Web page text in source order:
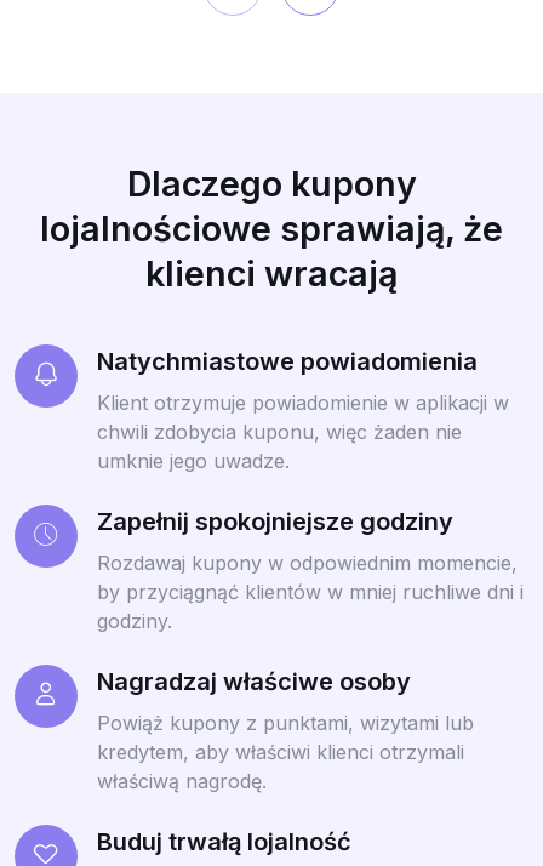
Dlaczego kupony
lojalnościowe sprawiają, że
klienci wracają
Natychmiastowe powiadomienia
Klient otrzymuje powiadomienie w aplikacji w
chwili zdobycia kuponu, więc żaden nie
umknie jego uwadze.
Zapełnij spokojniejsze godziny
Rozdawaj kupony w odpowiednim momencie,
by przyciągnąć klientów w mniej ruchliwe dni i
godziny.
Nagradzaj właściwe osoby
Powiąż kupony z punktami, wizytami lub
kredytem, aby właściwi klienci otrzymali
właściwą nagrodę.
Buduj trwałą lojalność